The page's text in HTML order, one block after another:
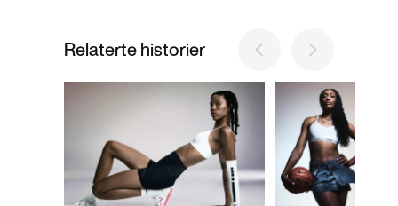
Relaterte historier